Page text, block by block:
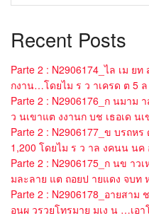
Recent Posts
Parte 2 : N2906174_ไล เม ย
กงาน…โดยไม ร ว าเครด ต 5
Parte 2 : N2906176_ก นมาม
ว นเขาแต งงานก บช เธอเด น
Parte 2 : N2906177_ข บรถห
1,200 โดยไม ร ว าล งคนน นค
Parte 2 : N2906175_ก นข าว
มละลาย แต ถอยป ายแดง จบท
Parte 2 : N2906178_อายสาม
อนผ วรวยโทรมาย มเง น …เอ